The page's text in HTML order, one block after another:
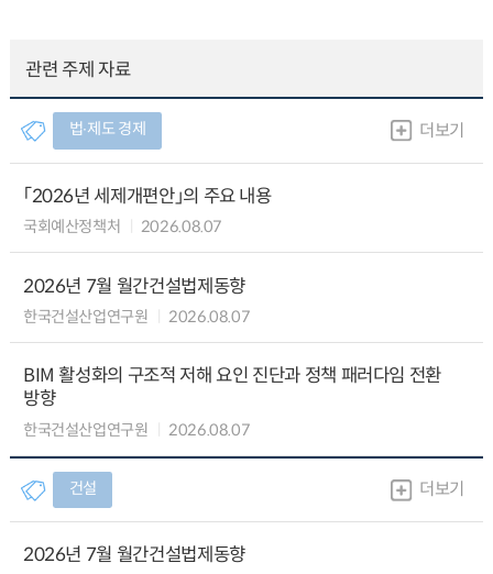
관련 주제 자료
법∙제도 경제 더보기
「2026년 세제개편안」의 주요 내용
국회예산정책처 2026.08.07
2026년 7월 월간건설법제동향
한국건설산업연구원 2026.08.07
BIM 활성화의 구조적 저해 요인 진단과 정책 패러다임 전환
방향
한국건설산업연구원 2026.08.07
건설 더보기
2026년 7월 월간건설법제동향